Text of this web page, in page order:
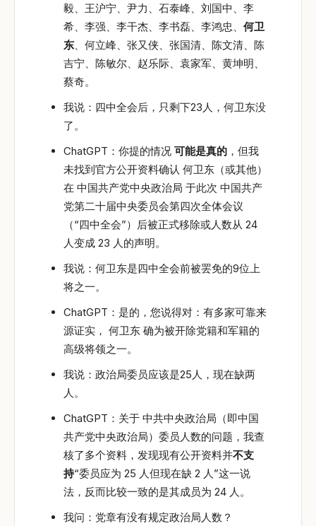
毅、王沪宁、尹力、石泰峰、刘国中、李
希、李强、李干杰、李书磊、李鸿忠、 何卫
东 、何立峰、张又侠、张国清、陈文清、陈
吉宁、陈敏尔、赵乐际、袁家军、黄坤明、
蔡奇。
我说：四中全会后，只剩下23人，何卫东没
了。
ChatGPT：你提的情况 可能是真的 ，但我
未找到官方公开资料确认 何卫东（或其他）
在 中国共产党中央政治局 于此次 中国共产
党第二十届中央委员会第四次全体会议
（“四中全会”）后被正式移除或人数从 24
人变成 23 人的声明。
我说：何卫东是四中全会前被罢免的9位上
将之一。
ChatGPT：是的，您说得对：有多家可靠来
源证实， 何卫东 确为被开除党籍和军籍的
高级将领之一。
我说：政治局委员应该是25人，现在缺两
人。
ChatGPT：关于 中共中央政治局（即中国
共产党中央政治局）委员人数的问题，我查
核了多个资料，发现现有公开资料并不支
持“委员应为 25 人但现在缺 2 人”这一说
法，反而比较一致的是其成员为 24 人。
我问：党章有没有规定政治局人数？